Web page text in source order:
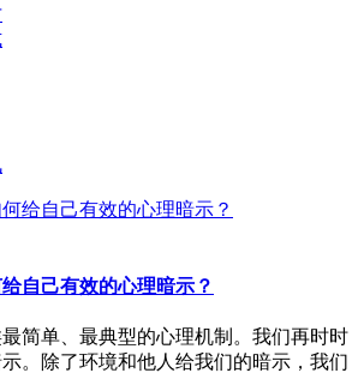
自己有效的心理暗示？
单、最典型的心理机制。我们再时时
。除了环境和他人给我们的暗示，我们